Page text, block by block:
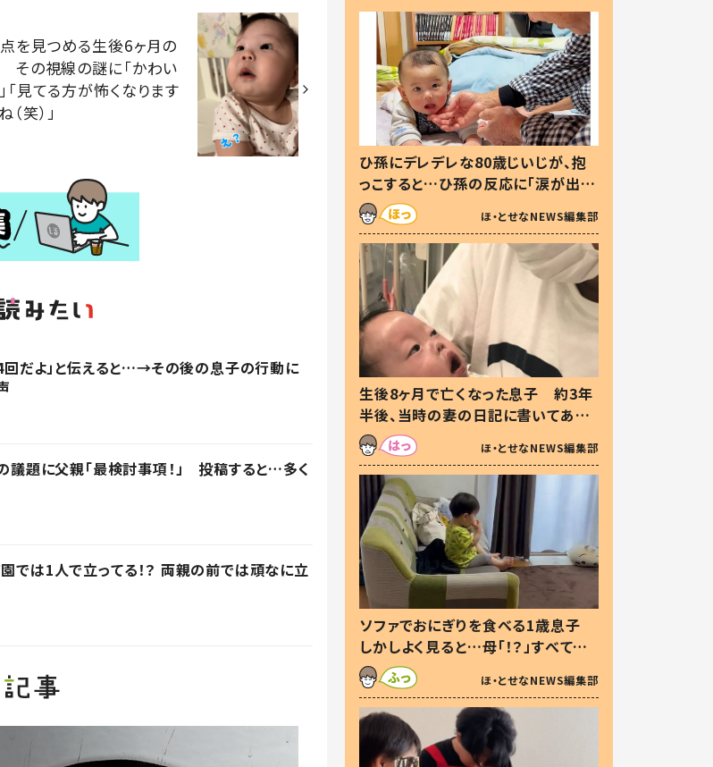
を見つめる生後6ヶ月の
その視線の謎に「かわい
「見てる方が怖くなります
（笑）」
回だよ」と伝えると…→その後の息子の行動に
議題に父親「最検討事項！」 投稿すると…多く
は1人で立ってる！？ 両親の前では頑なに立
ひ孫にデレデレな80歳じいじが、抱
っこすると…ひ孫の反応に「涙が出ま
した」「可愛くて仕方ない」
ほ・とせなNEWS編集部
生後8ヶ月で亡くなった息子 約3年
半後、当時の妻の日記に書いてあっ
た本音とは
ほ・とせなNEWS編集部
ソファでおにぎりを食べる1歳息子
しかしよく見ると…母「！？」すべてを
察した母の投稿に「可愛いから許
す！」「現行犯〜」
ほ・とせなNEWS編集部